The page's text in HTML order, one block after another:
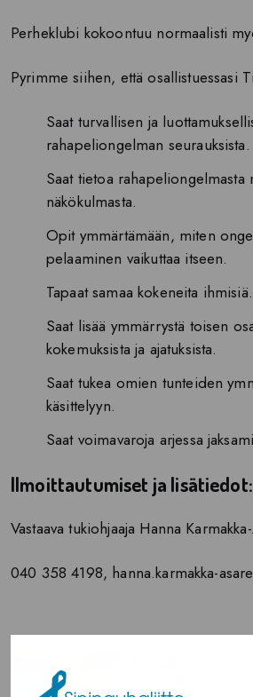
Perheklubi kokoontuu normaalisti
Pyrimme siihen, että osallistuessasi
Saat turvallisen ja
rahapeliongelman seurauksista.
Saat tietoa rahapeliongelmasta
näkökulmasta.
Opit ymmärtämään, miten
pelaaminen vaikuttaa itseen.
Tapaat samaa kokeneita ihmisiä.
Saat lisää ymmärrystä toisen
kokemuksista ja ajatuksista.
Saat tukea omien tunteiden
käsittelyyn.
Saat voimavaroja arjessa
Ilmoittautumiset ja lisätiedot:
Vastaava tukiohjaaja Hanna
040 358 4198, hanna.karmakka-